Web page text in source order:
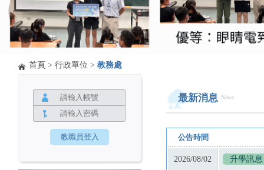
首頁 > 行政單位 > 教務處
最新消息 News
公告時間
2026/08/02 升學訊息